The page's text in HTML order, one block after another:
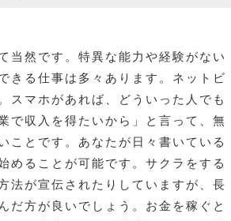
仕事ということになると…。
当然です。特異な能力や経験がない
きる仕事は多々あります。ネットビ
スマホがあれば、どういった人でも
で収入を得たいから」と言って、無
ことです。あなたが日々書いている
めることが可能です。サクラをする
法が宣伝されたりしていますが、長
だ方が良いでしょう。お金を稼ぐと